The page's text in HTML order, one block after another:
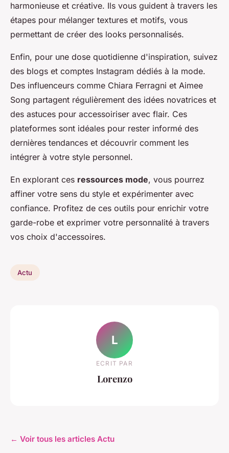
harmonieuse et créative. Ils vous guident à travers les
étapes pour mélanger textures et motifs, vous
permettant de créer des looks personnalisés.
Enfin, pour une dose quotidienne d'inspiration, suivez
des blogs et comptes Instagram dédiés à la mode.
Des influenceurs comme Chiara Ferragni et Aimee
Song partagent régulièrement des idées novatrices et
des astuces pour accessoiriser avec flair. Ces
plateformes sont idéales pour rester informé des
dernières tendances et découvrir comment les
intégrer à votre style personnel.
En explorant ces ressources mode, vous pourrez
affiner votre sens du style et expérimenter avec
confiance. Profitez de ces outils pour enrichir votre
garde-robe et exprimer votre personnalité à travers
vos choix d'accessoires.
Actu
L
ECRIT PAR
Lorenzo
← Voir tous les articles Actu